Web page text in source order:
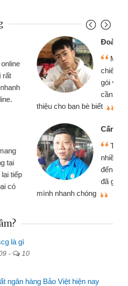
cần tiền gấp nên định cầm cố
xe wave nhưng thật may đã có
tiền bằng CMND online không
mặt nên rất tiện lợi, sẽ giới
Văn Lực - Tạp hóa
kinh doanh buôn bán nhỏ lẻ
lúc cần vốn nhập hàng, nhờ biết
qua bạn bè giới thiệu tôi
quyết được công việc của
là gì
- 10
ngân hàng Bảo Việt hiện nay